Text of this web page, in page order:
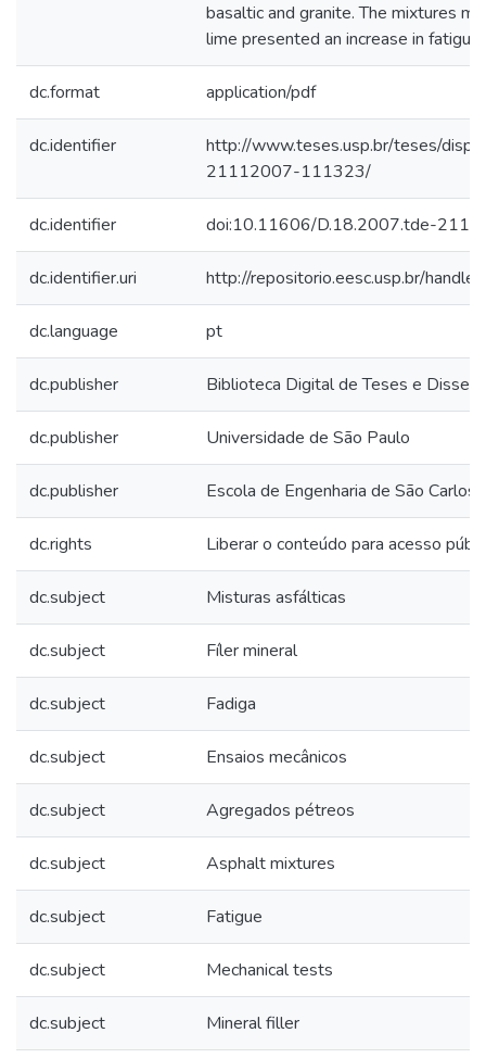
basaltic and granite. The mixtures
lime presented an increase in fatigue
dc.format application/pdf
dc.identifier
http://www.teses.usp.br/teses/
21112007-111323/
dc.identifier doi:10.11606/D.18.2007.tde-
dc.identifier.uri http://repositorio.eesc.usp.br/
dc.language pt
dc.publisher Biblioteca Digital de Teses e
dc.publisher Universidade de São Paulo
dc.publisher Escola de Engenharia de São Carlos
dc.rights Liberar o conteúdo para acesso
dc.subject Misturas asfálticas
dc.subject Fíler mineral
dc.subject Fadiga
dc.subject Ensaios mecânicos
dc.subject Agregados pétreos
dc.subject Asphalt mixtures
dc.subject Fatigue
dc.subject Mechanical tests
dc.subject Mineral filler